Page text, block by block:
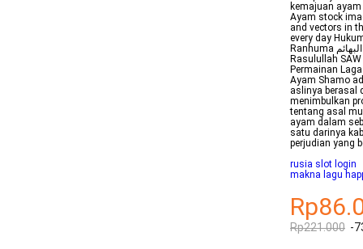
kemajuan
Ayam stock
and vectors in
every day
Ranhuma نهى رسول الله صلى الله عليه وسلم عن التحريش بين البهائم Maksudnya
Rasulullah
Permainan
Ayam Shamo
aslinya berasal
menimbulkan
tentang asal
ayam dalam
satu darinya
perjudian yang
rusia slot login
makna lagu
Rp221.000 -